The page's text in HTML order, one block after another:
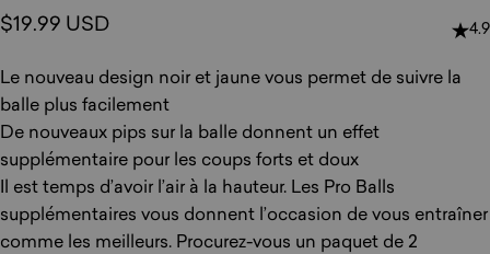
$19.99 USD 4.9
Le nouveau design noir et jaune vous permet de suivre la
balle plus facilement
De nouveaux pips sur la balle donnent un effet
supplémentaire pour les coups forts et doux
Il est temps d’avoir l’air à la hauteur. Les Pro Balls
supplémentaires vous donnent l’occasion de vous entraîner
comme les meilleurs. Procurez-vous un paquet de 2